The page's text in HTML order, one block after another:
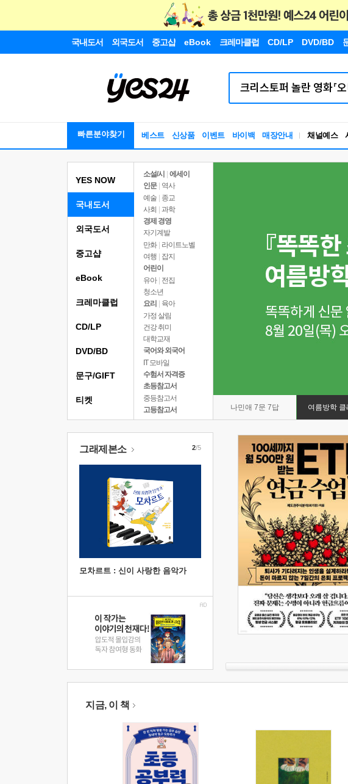
국내도서 외국도서 중고샵 eBook 크레마클럽 CD/LP DVD/BD
빠른분야찾기 베스트 신상품 이벤트 바이백 매장안내 채널예스
YES NOW
국내도서
소설/시
에세이
인문
역사
예술 | 종교
사회 | 과학
경제 경영
자기계발
만화 | 라이트노벨
여행
잡지
어린이
유아 | 전집
청소년
요리
육아
가정 살림
건강 취미
대학교재
국어와 외국어
IT 모바일
수험서 자격증
초등참고서
중등참고서
고등참고서
나민애 7문 7답 여름방학
외국도서
중고샵
eBook
크레마클럽
CD/LP
DVD/BD
문구/GIFT
티켓
그래제본소
모차르트 : 신이 사랑한 음악가
2/5
지금, 이 책